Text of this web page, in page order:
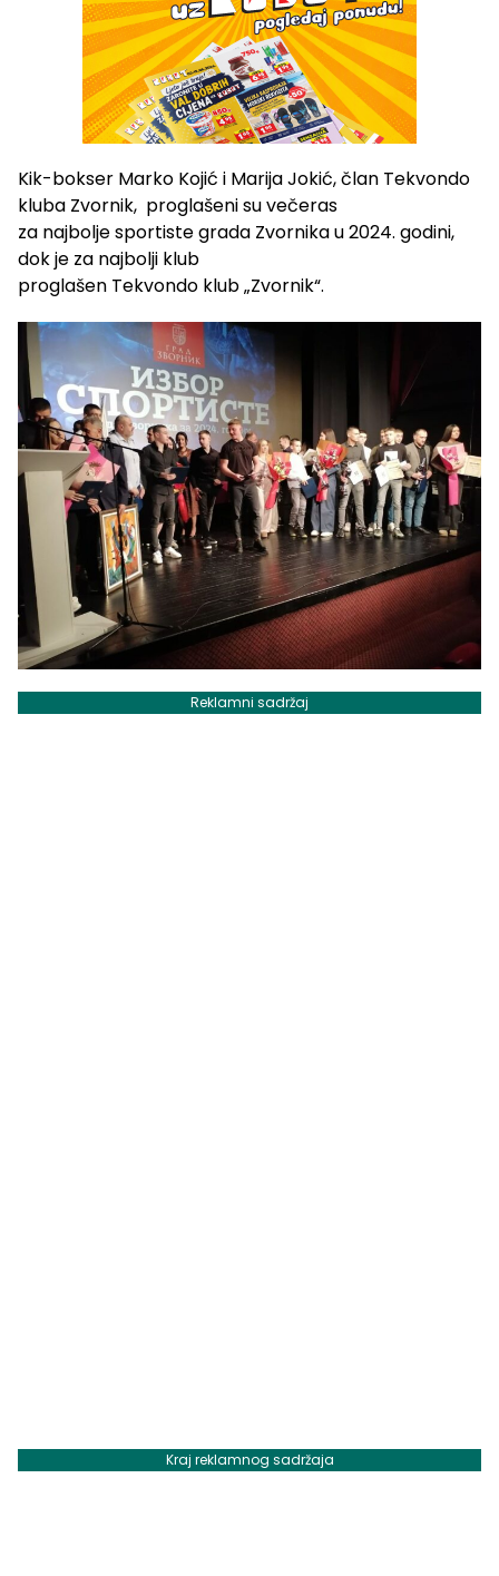
Kik-bokser Marko Kojić i Marija Jokić,član Tekvondo
kluba Zvornik, proglašeni su večeras
za najboljesportistegrada Zvornikau2024. godini,
dok je za najbolji klub
proglašen Tekvondo klub„Zvornik“.
Reklamni sadržaj
Kraj reklamnog sadržaja